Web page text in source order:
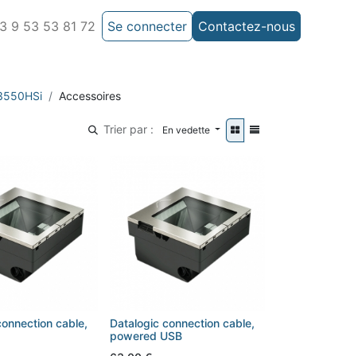
9 53 53 81 72 Se connecter Contactez-nous
Accessoires
Trier par : En vedette
cable,
Datalogic connection cable,
powered USB